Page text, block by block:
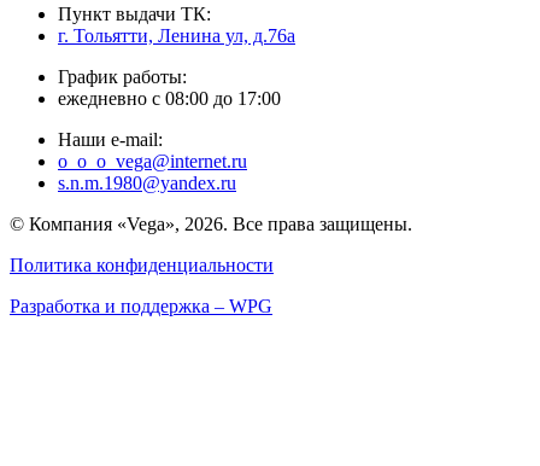
Пункт выдачи ТК:
г. Тольятти, Ленина ул, д.76а
График работы:
ежедневно с 08:00 до 17:00
Наши e-mail:
o_o_o_vega@internet.ru
s.n.m.1980@yandex.ru
© Компания «Vega», 2026. Все права защищены.
Политика конфиденциальности
Разработка и поддержка – WPG